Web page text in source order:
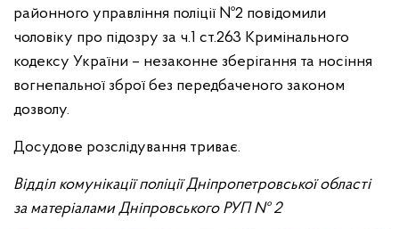
районного управління поліції №2 повідомили
чоловіку про підозру за ч.1 ст.263 Кримінального
кодексу України – незаконне зберігання та носіння
вогнепальної зброї без передбаченого законом
дозволу.
Досудове розслідування триває.
Відділ комунікації поліції Дніпропетровської області
за матеріалами Дніпровського РУП № 2